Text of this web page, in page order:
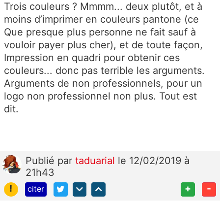
Trois couleurs ? Mmmm... deux plutôt, et à
moins d’imprimer en couleurs pantone (ce
Que presque plus personne ne fait sauf à
vouloir payer plus cher), et de toute façon,
Impression en quadri pour obtenir ces
couleurs... donc pas terrible les arguments.
Arguments de non professionnels, pour un
logo non professionnel non plus. Tout est
dit.
Publié par taduarial le 12/02/2019 à
21h43
!
citer + -